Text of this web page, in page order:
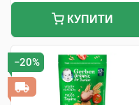
КУПИТИ
−20%